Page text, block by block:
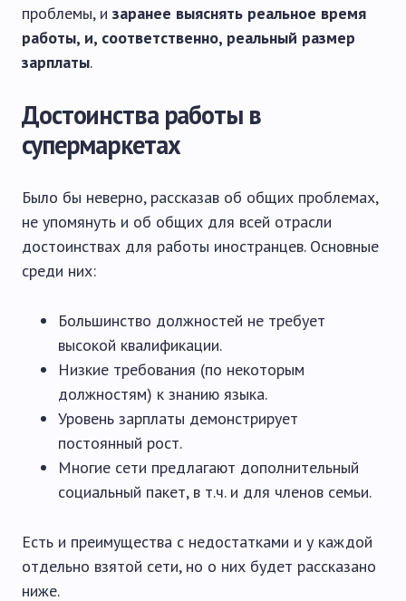
проблемы, и заранее выяснять реальное время
работы, и, соответственно, реальный размер
зарплаты.
Достоинства работы в
супермаркетах
Было бы неверно, рассказав об общих проблемах,
не упомянуть и об общих для всей отрасли
достоинствах для работы иностранцев. Основные
среди них:
Большинство должностей не требует
высокой квалификации.
Низкие требования (по некоторым
должностям) к знанию языка.
Уровень зарплаты демонстрирует
постоянный рост.
Многие сети предлагают дополнительный
социальный пакет, в т.ч. и для членов семьи.
Есть и преимущества с недостатками и у каждой
отдельно взятой сети, но о них будет рассказано
ниже.